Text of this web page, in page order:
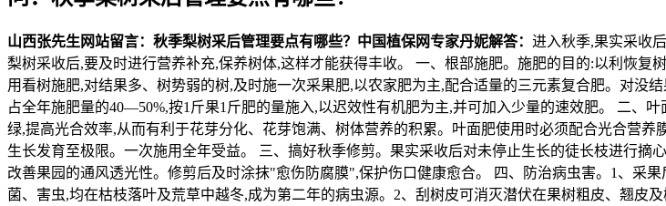
山西张先生网站留言：秋季梨树采后管理要点有哪些？ 中国植保网专家丹妮解答： 进入秋季,果实采收
梨树采收后,要及时进行营养补充,保养树体,这样才能获得丰收。 一、根部施肥。施肥的目的:以利恢
用看树施肥,对结果多、树势弱的树,及时施一次采果肥,以农家肥为主,配合适量的三元素复合肥。对没
占全年施肥量的40—50%,按1斤果1斤肥的量施入,以迟效性有机肥为主,并可加入少量的速效肥。 二、
绿,提高光合效率,从而有利于花芽分化、花芽饱满、树体营养的积累。叶面肥使用时必须配合光合营
生长发育至极限。一次施用全年受益。 三、搞好秋季修剪。果实采收后对未停止生长的徒长枝进行
改善果园的通风透光性。修剪后及时涂抹"愈伤防腐膜",保护伤口健康愈合。 四、防治病虫害。1、采
菌、害虫,均在枯枝落叶及荒草中越冬,成为第二年的病虫源。2、刮树皮可消灭潜伏在果树粗皮、翘皮